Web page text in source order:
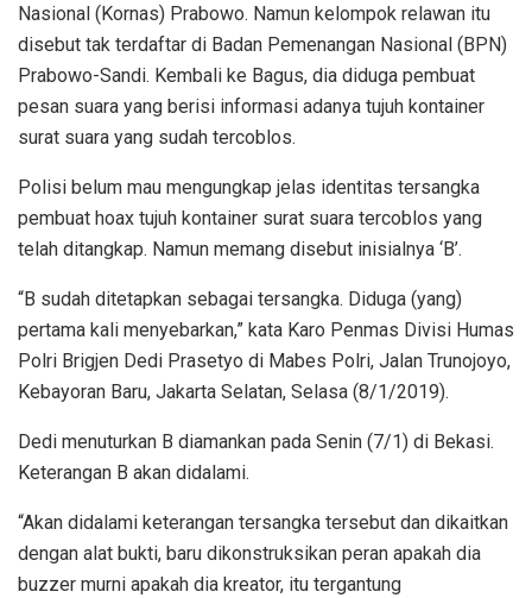
Nasional (Kornas) Prabowo. Namun kelompok relawan itu
disebut tak terdaftar di Badan Pemenangan Nasional (BPN)
Prabowo-Sandi. Kembali ke Bagus, dia diduga pembuat
pesan suara yang berisi informasi adanya tujuh kontainer
surat suara yang sudah tercoblos.
Polisi belum mau mengungkap jelas identitas tersangka
pembuat hoax tujuh kontainer surat suara tercoblos yang
telah ditangkap. Namun memang disebut inisialnya ‘B’.
“B sudah ditetapkan sebagai tersangka. Diduga (yang)
pertama kali menyebarkan,” kata Karo Penmas Divisi Humas
Polri Brigjen Dedi Prasetyo di Mabes Polri, Jalan Trunojoyo,
Kebayoran Baru, Jakarta Selatan, Selasa (8/1/2019).
Dedi menuturkan B diamankan pada Senin (7/1) di Bekasi.
Keterangan B akan didalami.
“Akan didalami keterangan tersangka tersebut dan dikaitkan
dengan alat bukti, baru dikonstruksikan peran apakah dia
buzzer murni apakah dia kreator, itu tergantung